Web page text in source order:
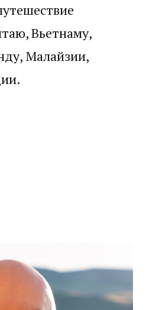
Вьетнаму,
Малайзии,